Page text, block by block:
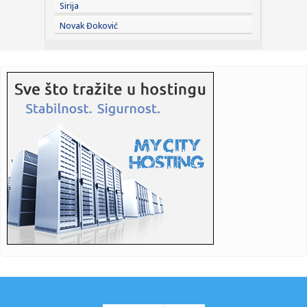
21:14:Veliki potez Saudijske Arabije, Turske i Pakistana: Iran
odmah od...
21:07: Slovenija suočena sa sušom, građani pozvani da štede
vodu
21:07:
ChatGPT
21:07:Vic dana: Iskren kandidat za posao
21:07:Pljeskavice od tikvica i feta sira
21:07:Vučić priredio večeru u čast Zelenskog: Ovo su teme
razgovora...
Sirija
Novak Đoković